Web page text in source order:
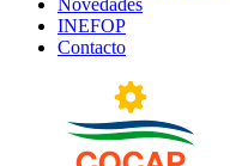
INEFOP
Contacto